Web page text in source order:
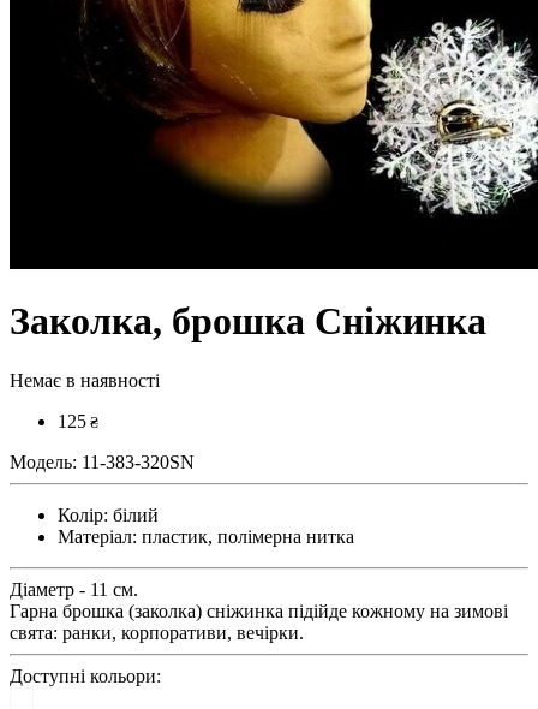
Заколка, брошка Сніжинка
Немає в наявності
125 ₴
Модель: 11-383-320SN
Колір: білий
Матеріал: пластик, полімерна нитка
Діаметр - 11 см.
Гарна брошка (заколка) сніжинка підійде кожному на зимові
свята: ранки, корпоративи, вечірки.
Доступні кольори: